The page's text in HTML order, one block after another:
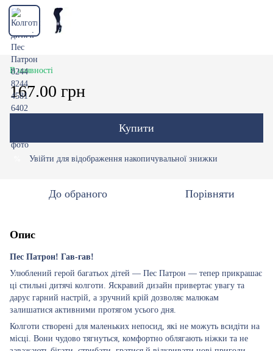
В наявності
167.00 грн
Купити
Увійти для відображення накопичувальної знижки
До обраного Порівняти
Опис
Пес Патрон! Гав-гав!
Улюблений герой багатьох дітей — Пес Патрон — тепер прикрашає
ці стильні дитячі колготи. Яскравий дизайн привертає увагу та
дарує гарний настрій, а зручний крій дозволяє малюкам
залишатися активними протягом усього дня.
Колготи створені для маленьких непосид, які не можуть всидіти на
місці. Вони чудово тягнуться, комфортно облягають ніжки та не